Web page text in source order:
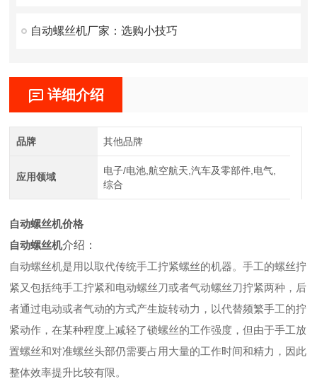
自动螺丝机厂家：选购小技巧
详细介绍
品牌 其他品牌
应用领域
电子/电池,航空航天,汽车及零部件,电气,
综合
自动螺丝机价格
自动螺丝机介绍：
自动螺丝机是用以取代传统手工拧紧螺丝的机器。手工的螺丝拧
紧又包括纯手工拧紧和电动螺丝刀或者气动螺丝刀拧紧两种，后
者通过电动或者气动的方式产生旋转动力，以代替频繁手工的拧
紧动作，在某种程度上减轻了锁螺丝的工作强度，但由于手工放
置螺丝和对准螺丝头部仍需要占用大量的工作时间和精力，因此
整体效率提升比较有限。